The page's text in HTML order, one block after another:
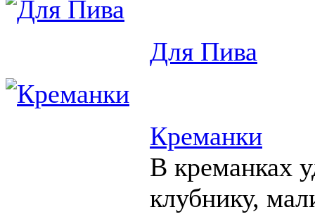
Для Пива
Креманки
В креманках
клубнику,